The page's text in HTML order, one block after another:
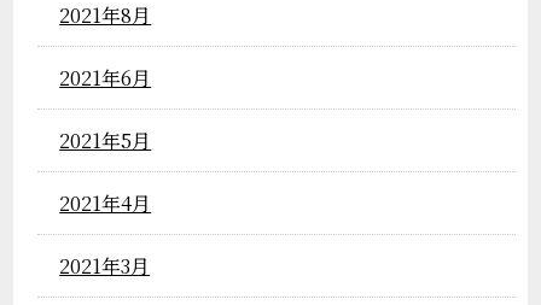
2021年8月
2021年6月
2021年5月
2021年4月
2021年3月